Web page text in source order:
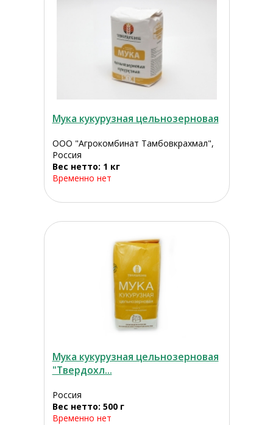
Мука кукурузная цельнозерновая
ООО "Агрокомбинат Тамбовкрахмал",
Россия
Вес нетто: 1 кг
Временно нет
Мука кукурузная цельнозерновая
"Твердохл...
Россия
Вес нетто: 500 г
Временно нет